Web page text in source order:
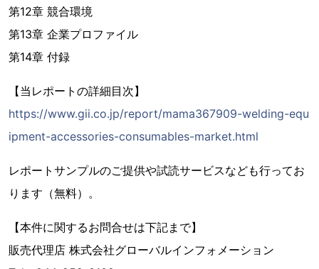
第12章 競合環境
第13章 企業プロファイル
第14章 付録
【当レポートの詳細目次】
https://www.gii.co.jp/report/mama367909-welding-equ
ipment-accessories-consumables-market.html
レポートサンプルのご提供や試読サービスなども行ってお
ります（無料）。
【本件に関するお問合せは下記まで】
販売代理店 株式会社グローバルインフォメーション